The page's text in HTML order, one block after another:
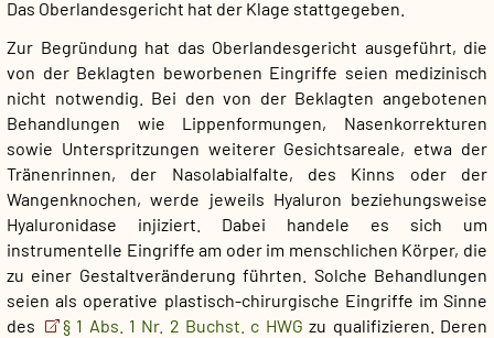
Das Oberlandesgericht hat der Klage stattgegeben.
Zur Begründung hat das Oberlandesgericht ausgeführt, die
von der Beklagten beworbenen Eingriffe seien medizinisch
nicht notwendig. Bei den von der Beklagten angebotenen
Behandlungen wie Lippenformungen, Nasenkorrekturen
sowie Unterspritzungen weiterer Gesichtsareale, etwa der
Tränenrinnen, der Nasolabialfalte, des Kinns oder der
Wangenknochen, werde jeweils Hyaluron beziehungsweise
Hyaluronidase injiziert. Dabei handele es sich um
instrumentelle Eingriffe am oder im menschlichen Körper, die
zu einer Gestaltveränderung führten. Solche Behandlungen
seien als operative plastisch-chirurgische Eingriffe im Sinne
des
§ 1 Abs. 1 Nr. 2 Buchst. c HWGzu qualifizieren. Deren